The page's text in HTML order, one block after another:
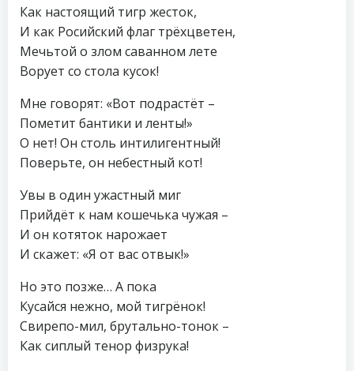
Как настоящий тигр жесток,
И как Росийский флаг трёхцветен,
Мечьтой о злом саванном лете
Ворует со стола кусок!
Мне говорят: «Вот подрастёт –
Пометит бантики и ленты!»
О нет! Он столь интилигентный!
Поверьте, он небестный кот!
Увы в один ужастный миг
Прийдёт к нам кошечька чужая –
И он котяток нарожает
И скажет: «Я от вас отвык!»
Но это позже… А пока
Кусайся нежно, мой тигрёнок!
Свирепо-мил, брутально-тонок –
Как сиплый тенор физрука!